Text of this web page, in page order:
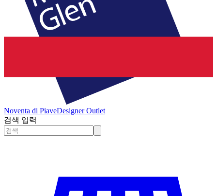
Noventa di PiaveDesigner Outlet
검색 입력